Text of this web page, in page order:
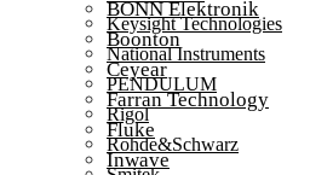
Keysight Technologies
National Instruments
PENDULUM
Rigol
Rohde&Schwarz
BONN Elektronik
Boonton
Ceyear
Farran Technology
Fluke
Inwave